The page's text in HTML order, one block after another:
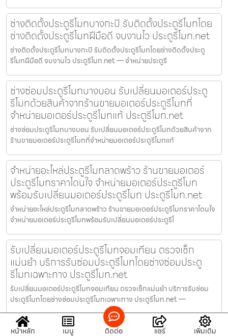
ช่างติดตั้งประตูรีโมทบางกะปิ รับติดตั้งประตูรีโมทโดย
ช่างติดตั้งประตูรีโมทฝีมือดี จบงานไว ประตูรีโมท.net
ช่างติดตั้งประตูรีโมทบางกะปิ รับติดตั้งประตูรีโมทโดยช่างติดตั้งประตู
รีโมทฝีมือดี จบงานไว ประตูรีโมท.net — จำหน่ายประตูรี
ช่างซ่อมประตูรีโมทบางบอน รับเปลี่ยนมอเตอร์ประตู
รีโมทด้วยสินค้าจากร้านขายมอเตอร์ประตูรีโมทที่
จำหน่ายมอเตอร์ประตูรีโมทแท้ ประตูรีโมท.net
ช่างซ่อมประตูรีโมทบางบอน รับเปลี่ยนมอเตอร์ประตูรีโมทด้วยสินค้าจาก
ร้านขายมอเตอร์ประตูรีโมทที่จำหน่ายมอเตอร์ประตูรีโมทแท้
จำหน่ายอะไหล่ประตูรีโมทลาดพร้าว ร้านขายมอเตอร์
ประตูรีโมทราคาโดนใจ จำหน่ายมอเตอร์ประตูรีโมท
พร้อมรับเปลี่ยนมอเตอร์ประตูรีโมท ประตูรีโมท.net
จำหน่ายอะไหล่ประตูรีโมทลาดพร้าว ร้านขายมอเตอร์ประตูรีโมทราคาโดนใจ
จำหน่ายมอเตอร์ประตูรีโมทพร้อมรับเปลี่ยนมอเตอร์ประตูรีโ
รับเปลี่ยนมอเตอร์ประตูรีโมทจอมเทียน ตรวจเช็ก
แม่นยำ บริการรับซ่อมประตูรีโมทโดยช่างซ่อมประตู
รีโมทเฉพาะทาง ประตูรีโมท.net
รับเปลี่ยนมอเตอร์ประตูรีโมทจอมเทียน ตรวจเช็กแม่นยำ บริการรับซ่อม
ประตูรีโมทโดยช่างซ่อมประตูรีโมทเฉพาะทาง ประตูรีโมท.net —
รับติดตั้งประตูรั้วอัตโนมัติอมตะซิตี้ บริการจำหน่ายและ
หน้าหลัก เมนู ติดต่อ แชร์ เพิ่มเติม